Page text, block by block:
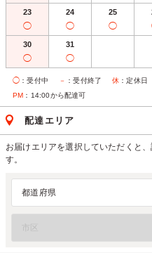
23
◯
24
◯
25
◯
30
◯
31
◯
◯ ：受付中 － ：受付終了 休 ：定休日
PM ：14:00から配達可
配達エリア
お届けエリアを選択していただくと
す。